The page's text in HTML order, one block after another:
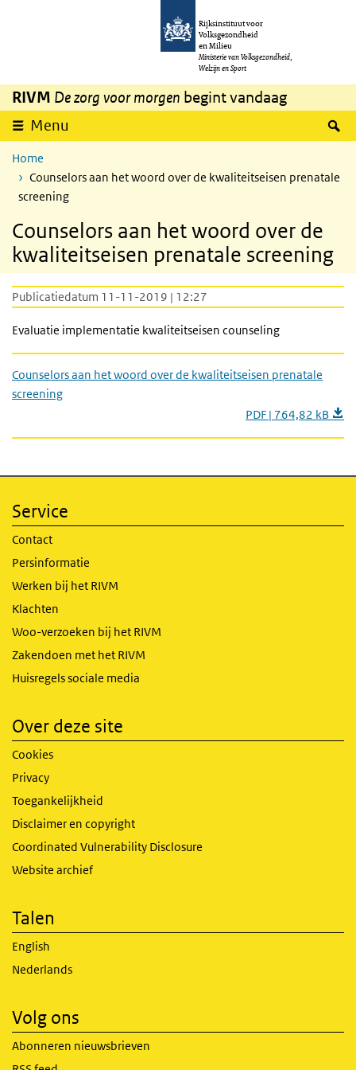
Overslaan en naar de inhoud gaan
Rijksinstituut voor
Volksgezondheid
en Milieu
Ministerie van Volksgezondheid,
Welzijn en Sport
RIVM De zorg voor morgen begint vandaag
Menu
Home
Counselors aan het woord over de kwaliteitseisen prenatale
screening
Counselors aan het woord over de
kwaliteitseisen prenatale screening
Publicatiedatum 11-11-2019 | 12:27
Evaluatie implementatie kwaliteitseisen counseling
Counselors aan het woord over de kwaliteitseisen prenatale
screening
PDF | 764,82 kB
Service
Contact
Persinformatie
Werken bij het RIVM
Klachten
Woo-verzoeken bij het RIVM
Zakendoen met het RIVM
Huisregels sociale media
Over deze site
Cookies
Privacy
Toegankelijkheid
Disclaimer en copyright
Coordinated Vulnerability Disclosure
Website archief
Talen
English
Nederlands
Volg ons
Abonneren nieuwsbrieven